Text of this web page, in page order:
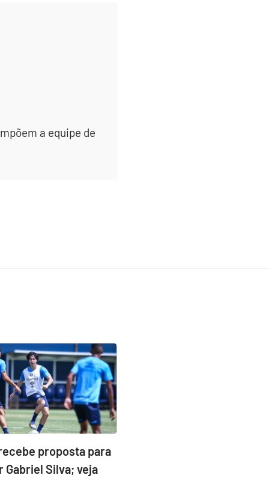
a equipe de
proposta para
Gabriel Silva; veja